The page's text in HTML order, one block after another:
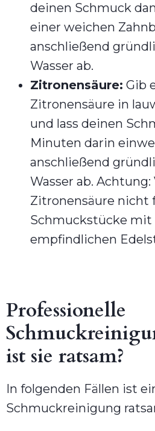
deinen Schmuck
einer weichen
anschließend
Wasser ab.
Zitronensäure: Gib
Zitronensäure in
und lass deinen
Minuten darin
anschließend
Wasser ab.
Zitronensäure nicht
Schmuckstücke mit
empfindlichen
Professionelle
ist sie ratsam?
In folgenden Fällen ist
Schmuckreinigung